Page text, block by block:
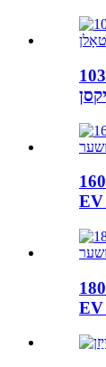
103 קוו 163 קוו 223 קוו 283 קוו דריי
160 קוו איין טשאַרדזשינג ביקס דק שנעל
טשאַרדזשינג גאַנז דק שנעל